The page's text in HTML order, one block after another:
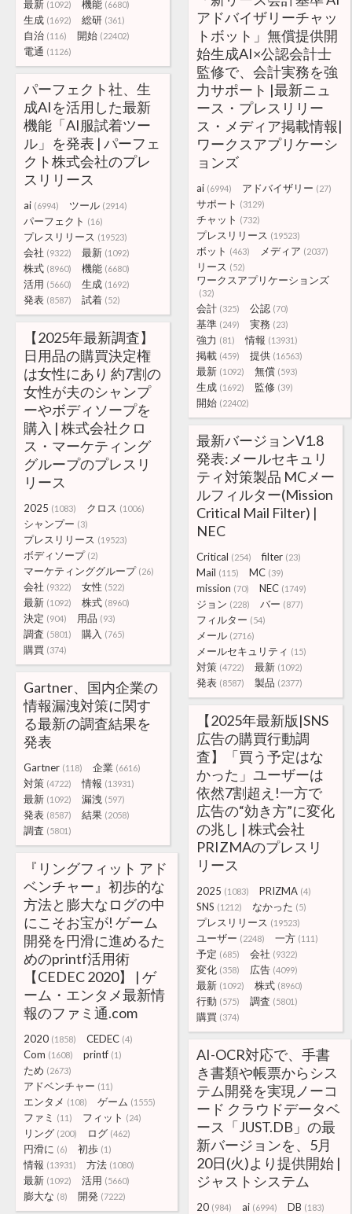
最新 (1092) 機能 (6680)
生成 (1692) 総研 (361)
自治 (116) 開始 (22402)
電通 (1126)
アドバイザリーチャッ
トボット」無償提供開
始生成AI×公認会計士
監修で、会計実務を強
力サポート |最新ニュ
ース・プレスリリー
ス・メディア掲載情報|
ワークスアプリケーシ
ョンズ
ai (6994) アドバイザリー (27)
サポート (3129)
チャット (732)
プレスリリース (19523)
ボット (463) メディア (2037)
リース (52)
ワークスアプリケーションズ
(32)
会計 (325) 公認 (70)
基準 (249) 実務 (23)
強力 (81) 情報 (13931)
掲載 (459) 提供 (16563)
最新 (1092) 無償 (593)
生成 (1692) 監修 (39)
開始 (22402)
パーフェクト社、生
成AIを活用した最新
機能「AI服試着ツー
ル」を発表 | パーフェ
クト株式会社のプレ
スリリース
ai (6994) ツール (2914)
パーフェクト (16)
プレスリリース (19523)
会社 (9322) 最新 (1092)
株式 (8960) 機能 (6680)
活用 (5660) 生成 (1692)
発表 (8587) 試着 (52)
【2025年最新調査】
日用品の購買決定権
は女性にあり 約7割の
女性が夫のシャンプ
ーやボディソープを
購入 | 株式会社クロ
ス・マーケティング
グループのプレスリ
リース
2025 (1083) クロス (1006)
シャンプー (3)
プレスリリース (19523)
ボディソープ (2)
マーケティンググループ (26)
会社 (9322) 女性 (522)
最新 (1092) 株式 (8960)
決定 (904) 用品 (93)
調査 (5801) 購入 (765)
購買 (374)
最新バージョンV1.8
発表:メールセキュリ
ティ対策製品 MCメー
ルフィルター(Mission
Critical Mail Filter) |
NEC
Critical (254) filter (23)
Mail (115) MC (39)
mission (70) NEC (1749)
ジョン (228) バー (877)
フィルター (54)
メール (2716)
メールセキュリティ (15)
対策 (4722) 最新 (1092)
発表 (8587) 製品 (2377)
Gartner、国内企業の
情報漏洩対策に関す
る最新の調査結果を
発表
Gartner (118) 企業 (6616)
対策 (4722) 情報 (13931)
最新 (1092) 漏洩 (597)
発表 (8587) 結果 (2058)
調査 (5801)
【2025年最新版|SNS
広告の購買行動調
査】「買う予定はな
かった」ユーザーは
依然7割超え!一方で
広告の“効き方”に変化
の兆し | 株式会社
PRIZMAのプレスリ
リース
2025 (1083) PRIZMA (4)
SNS (1212) なかった (5)
プレスリリース (19523)
ユーザー (2248) 一方 (111)
予定 (685) 会社 (9322)
変化 (358) 広告 (4099)
最新 (1092) 株式 (8960)
行動 (575) 調査 (5801)
購買 (374)
『リングフィット アド
ベンチャー』初歩的な
方法と膨大なログの中
にこそお宝が! ゲーム
開発を円滑に進めるた
めのprintf活用術
【CEDEC 2020】 | ゲ
ーム・エンタメ最新情
報のファミ通.com
2020 (1858) CEDEC (4)
Com (1608) printf (1)
ため (2673)
アドベンチャー (11)
エンタメ (108) ゲーム (1555)
ファミ (11) フィット (24)
リング (200) ログ (462)
円滑に (6) 初歩 (1)
情報 (13931) 方法 (1080)
最新 (1092) 活用 (5660)
膨大な (8) 開発 (7222)
AI-OCR対応で、手書
き書類や帳票からシス
テム開発を実現ノーコ
ード クラウドデータベ
ース「JUST.DB」の最
新バージョンを、5月
20日(火)より提供開始 |
ジャストシステム
20 (984) ai (6994) DB (183)